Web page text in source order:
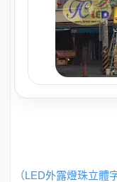
（LED外露燈珠立體